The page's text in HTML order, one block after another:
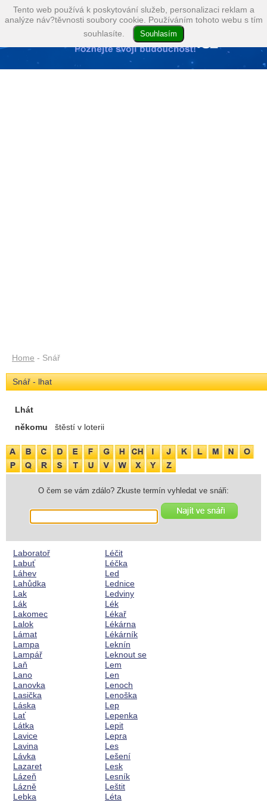
Home - Snář
Snář - lhat
Lhát
někomu
štěstí v loterii
O čem se vám zdálo? Zkuste termín vyhledat ve snáři:
Laboratoř
Labuť
Láhev
Lahůdka
Lak
Lák
Lakomec
Lalok
Lámat
Lampa
Lampář
Laň
Lano
Lanovka
Lasička
Láska
Lať
Látka
Lavice
Lavina
Lávka
Lazaret
Lázeň
Lázně
Lebka
Léčit
Léčka
Led
Lednice
Ledviny
Lék
Lékař
Lékárna
Lékárník
Leknín
Leknout se
Lem
Len
Lenoch
Lenoška
Lep
Lepenka
Lepit
Lepra
Les
Lešení
Lesk
Lesník
Leštit
Léta
Tento web používá k poskytování služeb, personalizaci reklam a
analýze náv?těvnosti soubory cookie. Používáním tohoto webu s tím
souhlasíte.